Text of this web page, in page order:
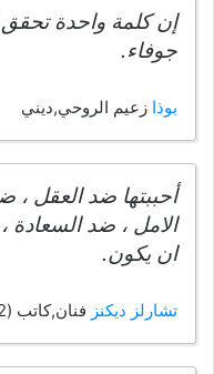
إن كلمة واحدة
جوفاء.
بوذا زعيم الروحي,ديني
أحببتها ضد العقل ،
الامل ، ضد
ان يكون.
تشارلز ديكنز فنان,كاتب (1812 - 1870)